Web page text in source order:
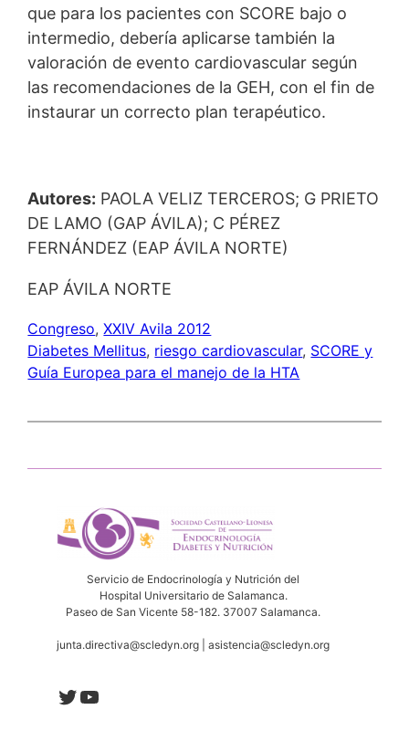
que para los pacientes con SCORE bajo o
intermedio, debería aplicarse también la
valoración de evento cardiovascular según
las recomendaciones de la GEH, con el fin de
instaurar un correcto plan terapéutico.
Autores: PAOLA VELIZ TERCEROS; G PRIETO
DE LAMO (GAP ÁVILA); C PÉREZ
FERNÁNDEZ (EAP ÁVILA NORTE)
EAP ÁVILA NORTE
Congreso, XXIV Avila 2012
Diabetes Mellitus, riesgo cardiovascular, SCORE y
Guía Europea para el manejo de la HTA
Servicio de Endocrinología y Nutrición del
Hospital Universitario de Salamanca.
Paseo de San Vicente 58-182. 37007 Salamanca.
junta.directiva@scledyn.org | asistencia@scledyn.org
Twitter
YouTube